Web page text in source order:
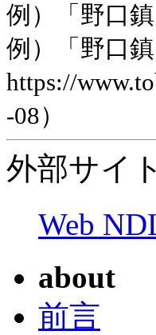
例）「野口
例）「野口
https://
-08）
外部サイ
Web
about
前言